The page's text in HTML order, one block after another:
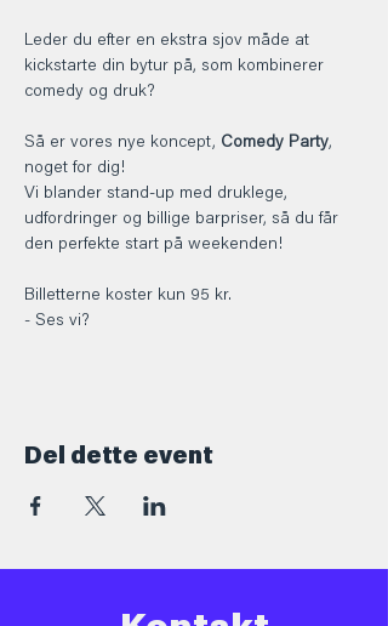
Leder du efter en ekstra sjov måde at
kickstarte din bytur på, som kombinerer
comedy og druk?
Så er vores nye koncept, Comedy Party,
noget for dig!
Vi blander stand-up med druklege,
udfordringer og billige barpriser, så du får
den perfekte start på weekenden!
Billetterne koster kun 95 kr.
- Ses vi?
Del dette event